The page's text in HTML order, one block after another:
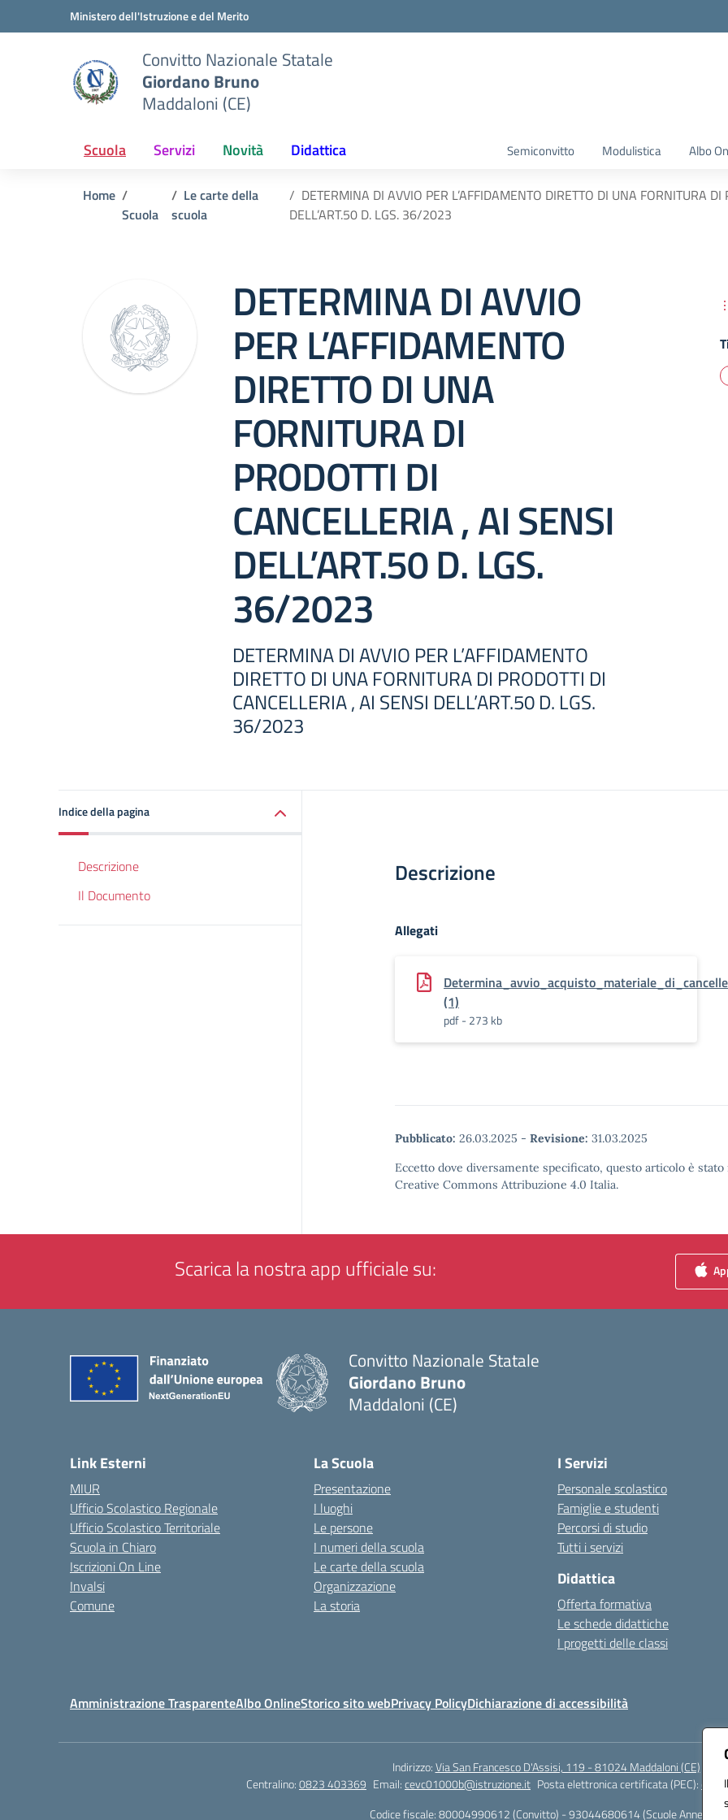
Vai ai contenuti
Vai al menu di navigazioneMinistero dell'Istruzione e del Merito
Convitto Nazionale Statale
Giordano Bruno
Maddaloni (CE)
Scuola Servizi Novità Didattica Semiconvitto Modulistica Albo
Home
Scuola
Le carte della
scuola
DETERMINA DI AVVIO PER L’AFFIDAMENTO DIRETTO DI UNA FORNITURA
DELL’ART.50 D. LGS. 36/2023
DETERMINA DI AVVIO
PER L’AFFIDAMENTO
DIRETTO DI UNA
FORNITURA DI
PRODOTTI DI
CANCELLERIA , AI SENSI
DELL’ART.50 D. LGS.
36/2023
DETERMINA DI AVVIO PER L’AFFIDAMENTO
DIRETTO DI UNA FORNITURA DI PRODOTTI DI
CANCELLERIA , AI SENSI DELL’ART.50 D. LGS.
36/2023
Indice della pagina
Descrizione
Il Documento
Descrizione
Allegati
(1)
pdf - 273 kb
Pubblicato: 26.03.2025 - Revisione: 31.03.2025
Eccetto dove diversamente specificato, questo articolo è
Creative Commons Attribuzione 4.0 Italia.
Scarica la nostra app ufficiale su:
Convitto Nazionale Statale
Giordano Bruno
Maddaloni (CE)
Link Esterni
MIUR
Ufficio Scolastico Regionale
Ufficio Scolastico Territoriale
Scuola in Chiaro
Iscrizioni On Line
Invalsi
Comune
La Scuola
Presentazione
I luoghi
Le persone
I numeri della scuola
Le carte della scuola
Organizzazione
La storia
I Servizi
Personale scolastico
Famiglie e studenti
Percorsi di studio
Tutti i servizi
Didattica
Offerta formativa
Le schede didattiche
I progetti delle classi
Amministrazione TrasparenteAlbo OnlineStorico sito webPrivacy PolicyDichiarazione di accessibilità
Indirizzo:Via San Francesco D'Assisi, 119 - 81024 Maddaloni (CE)
Centralino:0823 403369 Email:cevc01000b@istruzione.it Posta elettronica certificata (PEC):
Codice fiscale: 80004990612 (Convitto) - 93044680614 (Scuole Annesse)